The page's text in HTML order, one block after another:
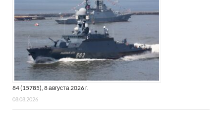
84 (15785), 8 августа 2026 г.
08.08.2026